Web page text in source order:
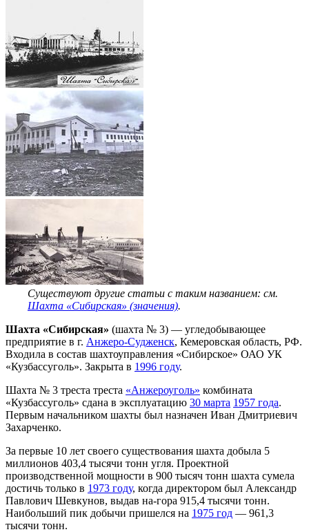
Существуют другие статьи с таким названием: см.
Шахта «Сибирская» (значения).
Шахта «Сибирская» (шахта № 3) — угледобывающее
предприятие в г. Анжеро-Судженск, Кемеровская область, РФ.
Входила в состав шахтоуправления «Сибирское» ОАО УК
«Кузбассуголь». Закрыта в 1996 году.
Шахта № 3 треста треста «Анжероуголь» комбината
«Кузбассуголь» сдана в эксплуатацию 30 марта 1957 года.
Первым начальником шахты был назначен Иван Дмитриевич
Захарченко.
За первые 10 лет своего существования шахта добыла 5
миллионов 403,4 тысячи тонн угля. Проектной
производственной мощности в 900 тысяч тонн шахта сумела
достичь только в 1973 году, когда директором был Александр
Павлович Шевкунов, выдав на-гора 915,4 тысячи тонн.
Наибольший пик добычи пришелся на 1975 год — 961,3
тысячи тонн.